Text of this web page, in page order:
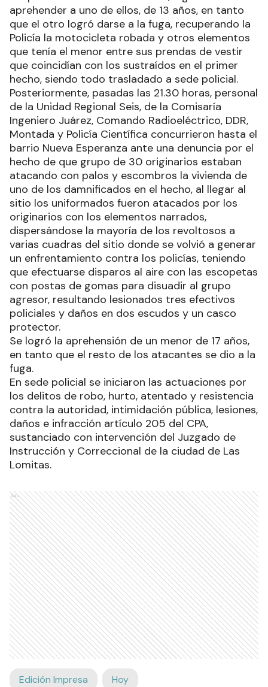
aprehender a uno de ellos, de 13 años, en tanto
que el otro logró darse a la fuga, recuperando la
Policía la motocicleta robada y otros elementos
que tenía el menor entre sus prendas de vestir
que coincidían con los sustraídos en el primer
hecho, siendo todo trasladado a sede policial.
Posteriormente, pasadas las 21.30 horas, personal
de la Unidad Regional Seis, de la Comisaría
Ingeniero Juárez, Comando Radioeléctrico, DDR,
Montada y Policía Científica concurrieron hasta el
barrio Nueva Esperanza ante una denuncia por el
hecho de que grupo de 30 originarios estaban
atacando con palos y escombros la vivienda de
uno de los damnificados en el hecho, al llegar al
sitio los uniformados fueron atacados por los
originarios con los elementos narrados,
dispersándose la mayoría de los revoltosos a
varias cuadras del sitio donde se volvió a generar
un enfrentamiento contra los policías, teniendo
que efectuarse disparos al aire con las escopetas
con postas de gomas para disuadir al grupo
agresor, resultando lesionados tres efectivos
policiales y daños en dos escudos y un casco
protector.
Se logró la aprehensión de un menor de 17 años,
en tanto que el resto de los atacantes se dio a la
fuga.
En sede policial se iniciaron las actuaciones por
los delitos de robo, hurto, atentado y resistencia
contra la autoridad, intimidación pública, lesiones,
daños e infracción artículo 205 del CPA,
sustanciado con intervención del Juzgado de
Instrucción y Correccional de la ciudad de Las
Lomitas.
Ads
Edición Impresa Hoy